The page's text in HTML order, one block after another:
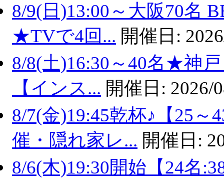
8/9(日)13:00～大阪70名
★TVで4回... 開催日:
8/8(土)16:30～40名★神
【インス... 開催日: 2026/
8/7(金)19:45乾杯♪【25
催・隠れ家レ... 開催日:
8/6(木)19:30開始【24名